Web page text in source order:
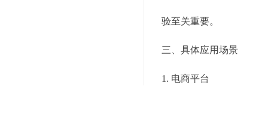
验至关重要。
三、具体应用场景
1. 电商平台